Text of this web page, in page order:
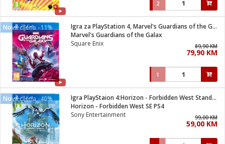
2
Nova cijena -11%
Igra za PlayStation 4, Marvel's Guardians of the Galaxy
Marvel's Guardians of the Galax
Square Enix
89,90 KM
79,90 KM
1
Nova cijena -40%
Igra PlayStaion 4:Horizon - Forbidden West Standard Edition
Horizon - Forbidden West SE PS4
Sony Entertainment
99,00 KM
59,00 KM